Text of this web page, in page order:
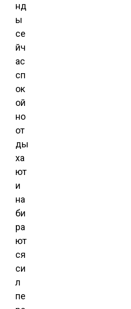
нд
ы
се
йч
ас
сп
ок
ой
но
от
ды
ха
ют
и
на
би
ра
ют
ся
си
л
пе